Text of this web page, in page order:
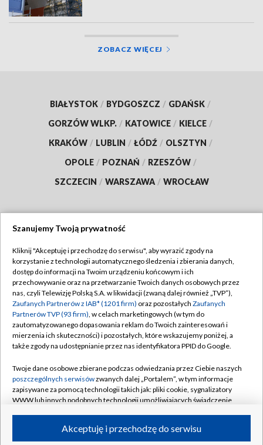
ZOBACZ WIĘCEJ
BIAŁYSTOK / BYDGOSZCZ / GDAŃSK /
GORZÓW WLKP. / KATOWICE / KIELCE /
KRAKÓW / LUBLIN / ŁÓDŹ / OLSZTYN /
OPOLE / POZNAŃ / RZESZÓW /
SZCZECIN / WARSZAWA / WROCŁAW
TVP
Abonament TVP
Emisja w TVP
Centrum informacji TVP
Naziemna Telewizja Cyfrowa
Rada Programowa
System NOS
Informacje o nadawcy
Program dla prasy
Regulamin TVP
Polityka prywatności
Moje zgody
Pomoc
Kontakt
Kanały
Szanujemy Twoją prywatność
Kliknij "Akceptuję i przechodzę do serwisu", aby wyrazić zgody na
korzystanie z technologii automatycznego śledzenia i zbierania danych,
dostęp do informacji na Twoim urządzeniu końcowym i ich
przechowywanie oraz na przetwarzanie Twoich danych osobowych przez
nas, czyli Telewizję Polską S.A. w likwidacji (zwaną dalej również „TVP”),
Zaufanych Partnerów z IAB* (1201 firm) oraz pozostałych Zaufanych
Partnerów TVP (93 firm), w celach marketingowych (w tym do
zautomatyzowanego dopasowania reklam do Twoich zainteresowań i
mierzenia ich skuteczności) i pozostałych, które wskazujemy poniżej, a
także zgody na udostępnianie przez nas identyfikatora PPID do Google.
Twoje dane osobowe zbierane podczas odwiedzania przez Ciebie naszych
poszczególnych serwisówzwanych dalej „Portalem”, w tym informacje
zapisywane za pomocą technologii takich jak: pliki cookie, sygnalizatory
WWW lub innych podobnych technologii umożliwiających świadczenie
ruchu w Internecie.Akceptuję i przechodzę do serwisu